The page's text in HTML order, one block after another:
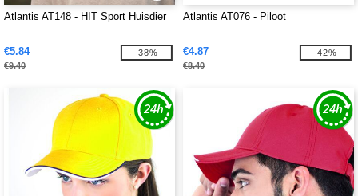
Atlantis AT148 - HIT Sport Huisdier
€5.84
€9.40
-38%
Atlantis AT076 - Piloot
€4.87
€8.40
-42%